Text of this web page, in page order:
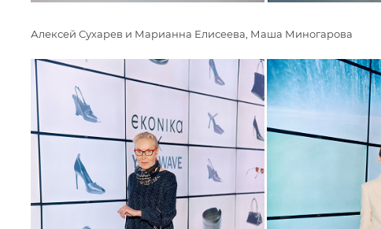
Алексей Сухарев и Марианна Елисеева, Маша Миногарова